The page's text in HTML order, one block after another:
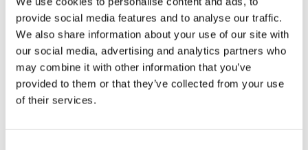
provide social media features and to analyse our traffic.
We also share information about your use of our site with
our social media, advertising and analytics partners who
may combine it with other information that you’ve
provided to them or that they’ve collected from your use
of their services.
BESKRIVNING
Prydnadskuddarnas prydnadskudde har vi här! En
ståtlig snögubbe med härliga detaljer i brodyr, en